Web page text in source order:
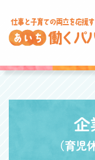
企
（育児